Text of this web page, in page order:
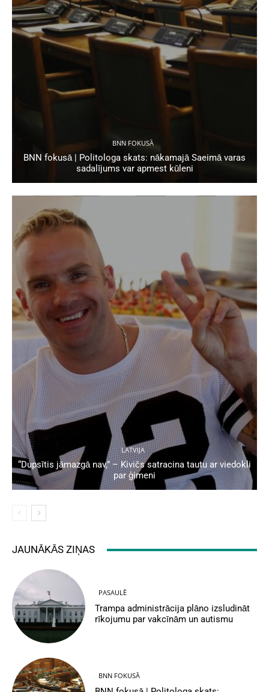
BNN FOKUSĀ
BNN fokusā | Politologa skats: nākamajā Saeimā varas
sadalījums var apmest kūleni
LATVIJA
“Dupsītis jāmazgā nav,” – Kivičs satracina tautu ar viedokli
par ģimeni
JAUNĀKĀS ZIŅAS
PASAULĒ
Trampa administrācija plāno izsludināt
rīkojumu par vakcīnām un autismu
BNN FOKUSĀ